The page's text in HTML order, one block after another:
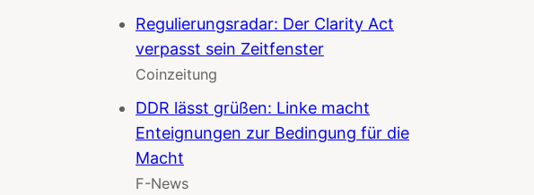
Regulierungsradar: Der Clarity Act
verpasst sein Zeitfenster
Coinzeitung
DDR lässt grüßen: Linke macht
Enteignungen zur Bedingung für die
Macht
F-News